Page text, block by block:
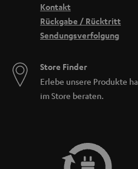
Kontakt
Rückgabe / Rücktritt
Sendungsverfolgung
Store Finder
Erlebe unsere Produkte
im Store beraten.